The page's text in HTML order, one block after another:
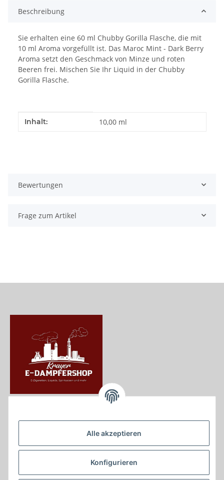
Alle akzeptieren
Konfigurieren
Beschreibung
Sie erhalten eine 60 ml Chubby Gorilla Flasche, die mit
10 ml Aroma vorgefüllt ist. Das Maroc Mint - Dark Berry
Aroma setzt den Geschmack von Minze und roten
Beeren frei. Mischen Sie Ihr Liquid in der Chubby
Gorilla Flasche.
Produkteigenschaft
Wert
Inhalt: 10,00 ml
Bewertungen
Frage zum Artikel
Krayerstraße 249
Tel.:0201555402
info@krayer-edampfer-shop.de
Gesetzliche Informationen